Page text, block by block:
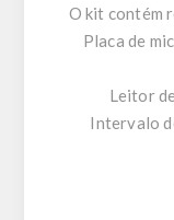
O kit contém
Placa de
Leitor
Intervalo